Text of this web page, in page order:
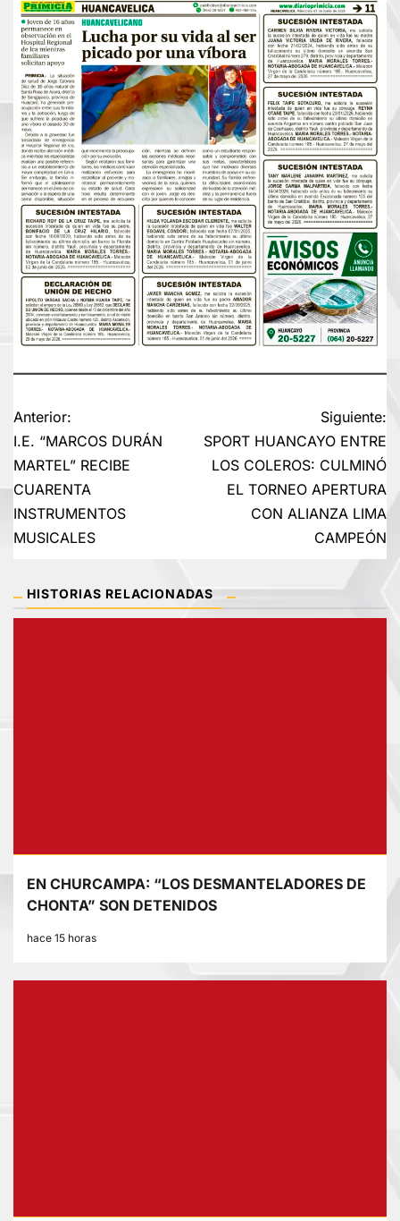
Navegación
de
entradas
Anterior:
I.E. “MARCOS DURÁN
MARTEL” RECIBE
CUARENTA
INSTRUMENTOS
MUSICALES
Siguiente:
SPORT HUANCAYO ENTRE
LOS COLEROS: CULMINÓ
EL TORNEO APERTURA
CON ALIANZA LIMA
CAMPEÓN
HISTORIAS RELACIONADAS
EN CHURCAMPA: “LOS DESMANTELADORES DE
CHONTA” SON DETENIDOS
hace 15 horas